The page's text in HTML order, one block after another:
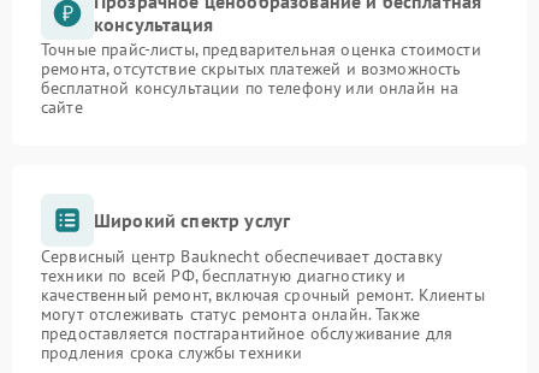
консультация
Точные прайс-листы, предварительная оценка стоимости
ремонта, отсутствие скрытых платежей и возможность
бесплатной консультации по телефону или онлайн на
сайте
Широкий спектр услуг
Сервисный центр Bauknecht обеспечивает доставку
техники по всей РФ, бесплатную диагностику и
качественный ремонт, включая срочный ремонт. Клиенты
могут отслеживать статус ремонта онлайн. Также
предоставляется постгарантийное обслуживание для
продления срока службы техники